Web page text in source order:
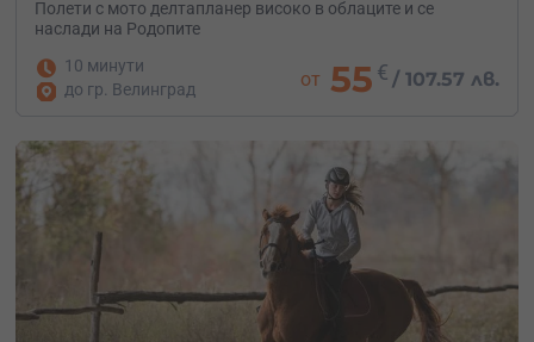
Полети с мото делтапланер високо в облаците и се
наслади на Родопите
10 минути
до гр. Велинград
от 55 € /107.57 лв.